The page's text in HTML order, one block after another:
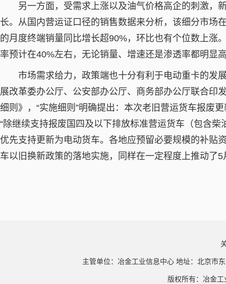
另一方面，受需求上涨以及油气价格高企的刺激，
长。从国内营运证口径的销售数据来分析，该细分市场
的月度终端销量同比增长超90%，环比也有个位数上涨
率预计在40%左右，无论销量、增速还是渗透率都明显
市场需求给力，政策端也十分有利于电动重卡的发
展改革委办公厅、公安部办公厅、商务部办公厅联合印
细则》，“实施细则”明确提出：本次老旧营运货车报废
“除继续支持报废国四及以下排放标准营运货车（包含
优先支持更新为电动货车。各地应预留必要规模的补贴
车以旧换新政策的落地实施，同样在一定程度上推动了
主管单位：冶金工业信息中心 地址：北京市
版权所有：冶金